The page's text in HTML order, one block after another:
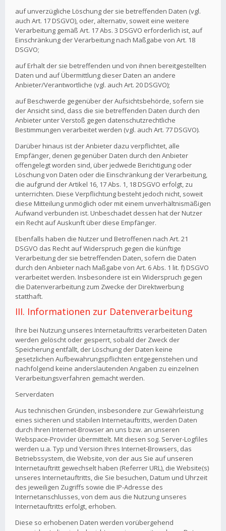
auf unverzügliche Löschung der sie betreffenden Daten (vgl.
auch Art. 17 DSGVO), oder, alternativ, soweit eine weitere
Verarbeitung gemäß Art. 17 Abs. 3 DSGVO erforderlich ist, auf
Einschränkung der Verarbeitung nach Maßgabe von Art. 18
DSGVO;
auf Erhalt der sie betreffenden und von ihnen bereitgestellten
Daten und auf Übermittlung dieser Daten an andere
Anbieter/Verantwortliche (vgl. auch Art. 20 DSGVO);
auf Beschwerde gegenüber der Aufsichtsbehörde, sofern sie
der Ansicht sind, dass die sie betreffenden Daten durch den
Anbieter unter Verstoß gegen datenschutzrechtliche
Bestimmungen verarbeitet werden (vgl. auch Art. 77 DSGVO).
Darüber hinaus ist der Anbieter dazu verpflichtet, alle
Empfänger, denen gegenüber Daten durch den Anbieter
offengelegt worden sind, über jedwede Berichtigung oder
Löschung von Daten oder die Einschränkung der Verarbeitung,
die aufgrund der Artikel 16, 17 Abs. 1, 18 DSGVO erfolgt, zu
unterrichten. Diese Verpflichtung besteht jedoch nicht, soweit
diese Mitteilung unmöglich oder mit einem unverhältnismäßigen
Aufwand verbunden ist. Unbeschadet dessen hat der Nutzer
ein Recht auf Auskunft über diese Empfänger.
Ebenfalls haben die Nutzer und Betroffenen nach Art. 21
DSGVO das Recht auf Widerspruch gegen die künftige
Verarbeitung der sie betreffenden Daten, sofern die Daten
durch den Anbieter nach Maßgabe von Art. 6 Abs. 1 lit. f) DSGVO
verarbeitet werden. Insbesondere ist ein Widerspruch gegen
die Datenverarbeitung zum Zwecke der Direktwerbung
statthaft.
III. Informationen zur Datenverarbeitung
Ihre bei Nutzung unseres Internetauftritts verarbeiteten Daten
werden gelöscht oder gesperrt, sobald der Zweck der
Speicherung entfällt, der Löschung der Daten keine
gesetzlichen Aufbewahrungspflichten entgegenstehen und
nachfolgend keine anderslautenden Angaben zu einzelnen
Verarbeitungsverfahren gemacht werden.
Serverdaten
Aus technischen Gründen, insbesondere zur Gewährleistung
eines sicheren und stabilen Internetauftritts, werden Daten
durch Ihren Internet-Browser an uns bzw. an unseren
Webspace-Provider übermittelt. Mit diesen sog. Server-Logfiles
werden u.a. Typ und Version Ihres Internet-Browsers, das
Betriebssystem, die Website, von der aus Sie auf unseren
Internetauftritt gewechselt haben (Referrer URL), die Website(s)
unseres Internetauftritts, die Sie besuchen, Datum und Uhrzeit
des jeweiligen Zugriffs sowie die IP-Adresse des
Internetanschlusses, von dem aus die Nutzung unseres
Internetauftritts erfolgt, erhoben.
Diese so erhobenen Daten werden vorübergehend